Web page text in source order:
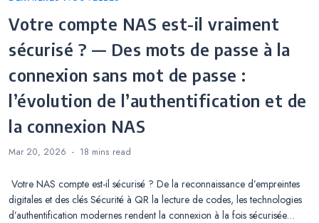
Votre compte NAS est-il vraiment
sécurisé ? — Des mots de passe à la
connexion sans mot de passe :
l’évolution de l’authentification et de
la connexion NAS
Mar 20, 2026 18 mins read
Votre NAS compte est-il sécurisé ? De la reconnaissance d’empreintes
digitales et des clés Sécurité à QR la lecture de codes, les technologies
d’authentification modernes rendent la connexion à la fois sécurisée…